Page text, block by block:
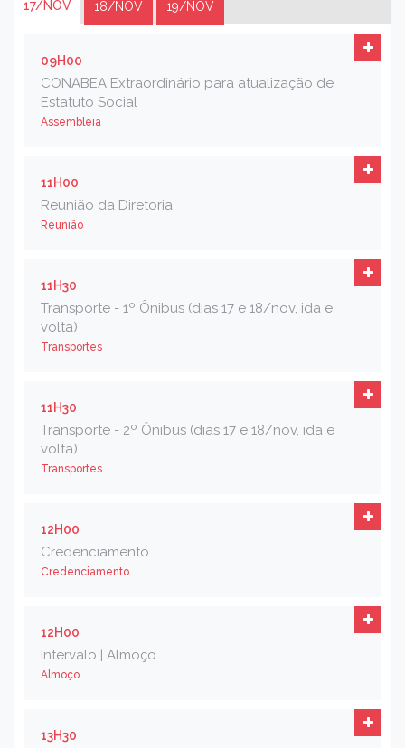
17/NOV 18/NOV 19/NOV
09H00
CONABEA Extraordinário para atualização de
Estatuto Social
Assembleia
11H00
Reunião da Diretoria
Reunião
11H30
Transporte - 1º Ônibus (dias 17 e 18/nov, ida e
volta)
Transportes
11H30
Transporte - 2º Ônibus (dias 17 e 18/nov, ida e
volta)
Transportes
12H00
Credenciamento
Credenciamento
12H00
Intervalo | Almoço
Almoço
13H30